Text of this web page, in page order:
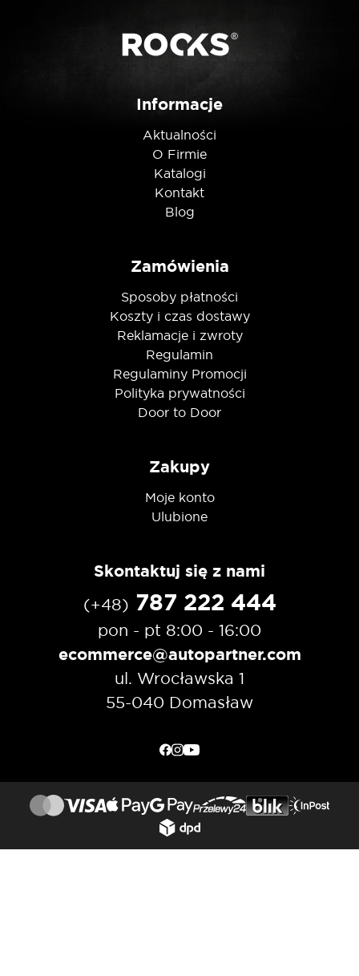
Nie jestem robotemInformacje
Aktualności
O Firmie
Katalogi
Kontakt
Blog
Zamówienia
Sposoby płatności
Koszty i czas dostawy
Reklamacje i zwroty
Regulamin
Regulaminy Promocji
Polityka prywatności
Door to Door
Zakupy
Moje konto
Ulubione
Skontaktuj się z nami
(+48) 787 222 444
pon - pt 8:00 - 16:00
ecommerce@autopartner.com
ul. Wrocławska 1
55-040 Domasław